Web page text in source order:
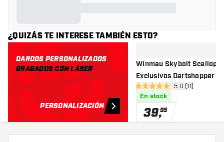
¿QUIZÁS TE INTERESE TAMBIÉN ESTO?
DARDOS PERSONALIZADOS
GRABADOS CON LÁSER
PERSONALIZACIÓN
Winmau Skybolt
Exclusivos Dartshopper -
Punta de Aceroabrir panel de
5 estrellas de puntuación
5.0 (11)
En stock
39,95